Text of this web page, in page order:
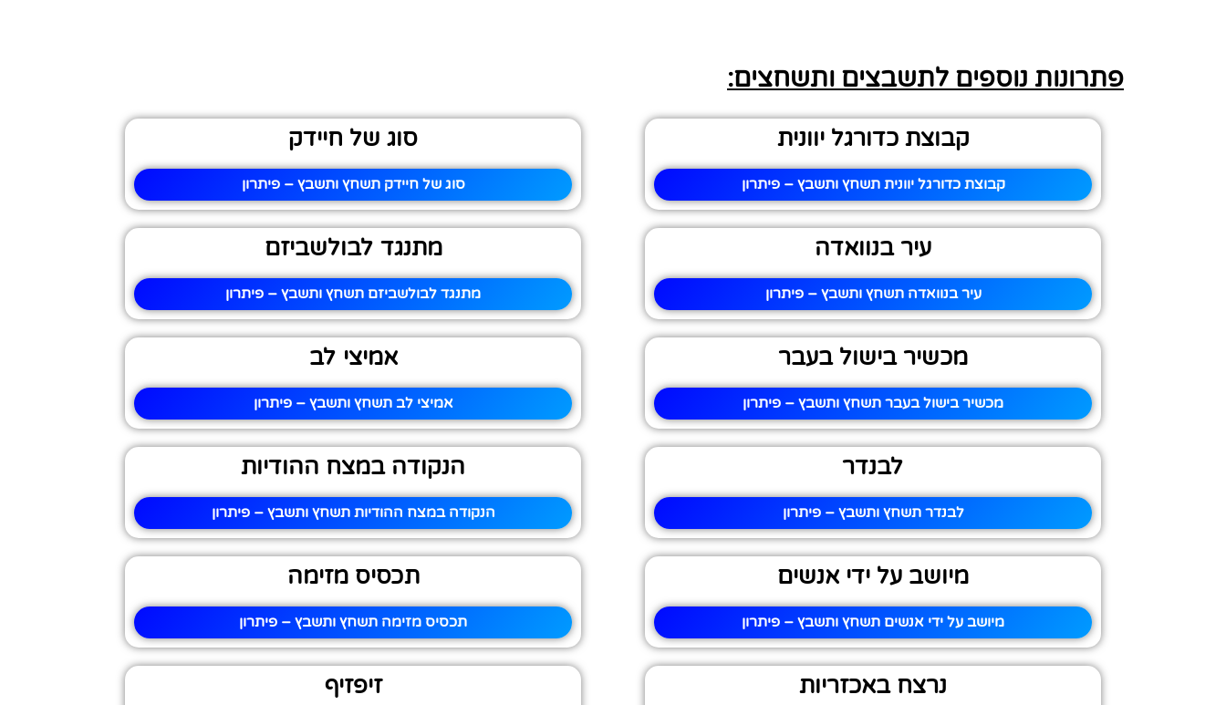
פתרונות נוספים לתשבצים ותשחצים:
קבוצת כדורגל יוונית
קבוצת כדורגל יוונית תשחץ ותשבץ – פיתרון
סוג של חיידק
סוג של חיידק תשחץ ותשבץ – פיתרון
עיר בנוואדה
עיר בנוואדה תשחץ ותשבץ – פיתרון
מתנגד לבולשביזם
מתנגד לבולשביזם תשחץ ותשבץ – פיתרון
מכשיר בישול בעבר
מכשיר בישול בעבר תשחץ ותשבץ – פיתרון
אמיצי לב
אמיצי לב תשחץ ותשבץ – פיתרון
לבנדר
לבנדר תשחץ ותשבץ – פיתרון
הנקודה במצח ההודיות
הנקודה במצח ההודיות תשחץ ותשבץ – פיתרון
מיושב על ידי אנשים
מיושב על ידי אנשים תשחץ ותשבץ – פיתרון
תכסיס מזימה
תכסיס מזימה תשחץ ותשבץ – פיתרון
נרצח באכזריות זיפזיף